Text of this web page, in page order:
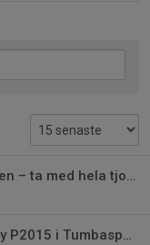
Handbollsfest i Skärholmshallen – ta med hela tjocka släkten! 💚🤾‍♂️
Stark start på året – Hammarby P2015 i Tumbaspelen